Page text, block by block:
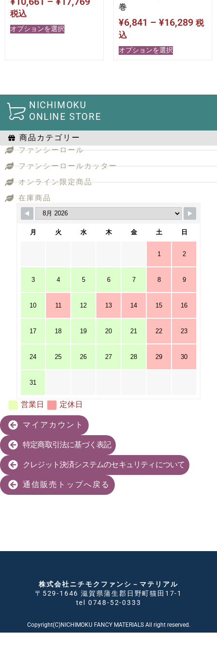
税込
オプションを選択
巻
¥6,841 – ¥16,289 税
込
オプションを選択
NICHIMOKU
ONLINE STORE
商品カテゴリー
ファンシーロール
ファンシーロールカッター
オンライン限定商品
在庫商品
月 火 水 木 金 土 日
1 2
3 4 5 6 7 8 9
10 11 12 13 14 15 16
17 18 19 20 21 22 23
24 25 26 27 28 29 30
31
営業日 定休日
マイアカウント
特定商取引法に基づく表記
クレジット決済システムのセキュリティについて
通信販売トップへ戻る
株式会社ニチモクファンシ－マテリアル
〒529-1646 滋賀県蒲生郡日野町猫田17-1
tel 0748-52-0333
Copyright(C)NICHIMOKU FANCY MATERIALS All right reserved.